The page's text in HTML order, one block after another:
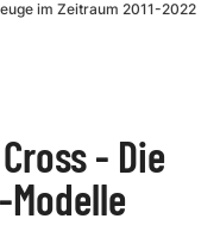
im Zeitraum 2011-2022
- Die